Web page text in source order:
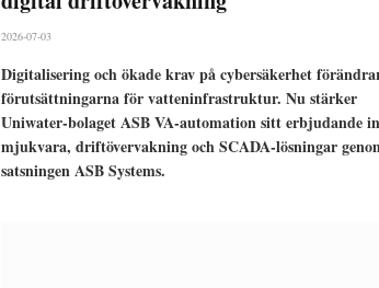
2026-07-03
Digitalisering och ökade krav på cybersäkerhet
förutsättningarna för vatteninfrastruktur. Nu stärker
Uniwater-bolaget ASB VA-automation sitt erbjudande
mjukvara, driftövervakning och SCADA-lösningar
satsningen ASB Systems.